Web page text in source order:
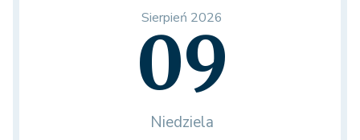
Sierpień 2026
09
Niedziela